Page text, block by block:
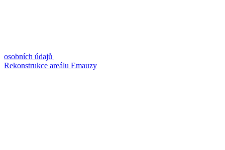
osobních údajů
Rekonstrukce areálu Emauzy